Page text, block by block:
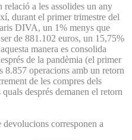
relació a les assolides un any
durant el primer trimestre del
DIVA, un 1% menys que
de 881.102 euros, un 15,75%
manera es consolida
de la pandèmia (el primer
8.857 operacions amb un retorn
de les compres dels
després demanen el retorn
devolucions corresponen a